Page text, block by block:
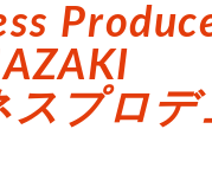
スプロデ